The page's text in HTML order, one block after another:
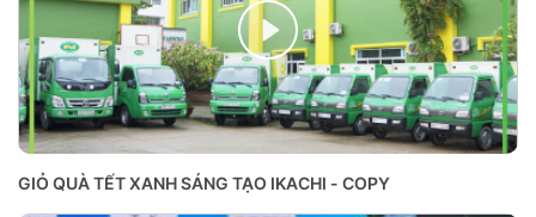
GIỎ QUÀ TẾT XANH SÁNG TẠO IKACHI - COPY